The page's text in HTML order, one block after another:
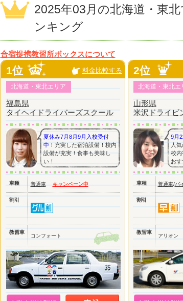
2025年03月の北海道・東
ンキング
合宿提携教習所ボックスについて
1位 料金比較する
北海道・東北エリア
福島県
タイヘイドライバーズスクール
夏休み7月8月9月入校受付
中！ 充実した宿泊設備！校内
設備が充実！食事も美味し
い！
車種 普通車 キャンペーン中
割引
教習車
コンフォート
2位
北海道・東北エ
山形県
米沢ドライビ
9月
人
校内
おす
車種 普通車/バ
割引
教習車
アリオン